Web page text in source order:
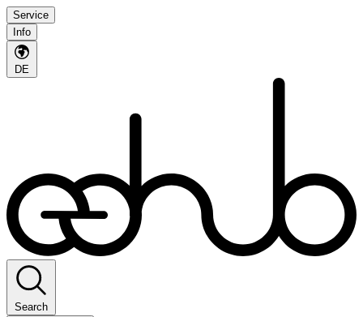
Service
Info
DE
Search